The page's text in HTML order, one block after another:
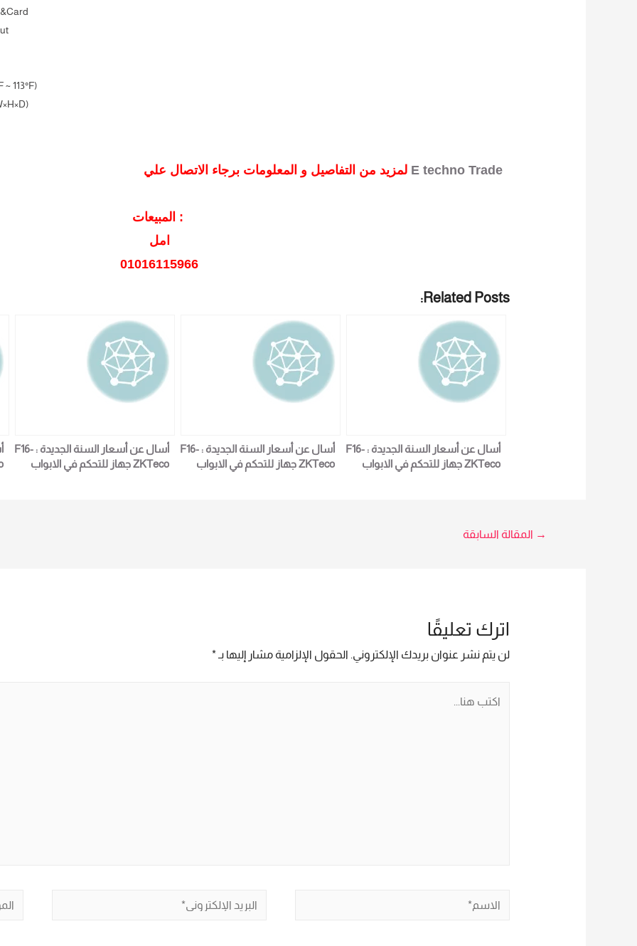
113°F)
E techno Trade
المبيعات :
امل
01016115966
Related Posts:
أسال عن أسعار السنة الجديدة : F16-
ZKTeco جهاز للتحكم في الابواب
أسال عن أسعار السنة الجديدة : F16-
ZKTeco جهاز للتحكم في الابواب
أسال عن أسعار السنة الجديدة : F16-
ZKTeco جهاز للتحكم في الابواب
تصفّح
→ المقالة السابقة
اترك تعليقًا
لن يتم نشر عنوان بريدك الإلكتروني. الحقول الإلزامية مشار إليها بـ*
الاسم*
البريد